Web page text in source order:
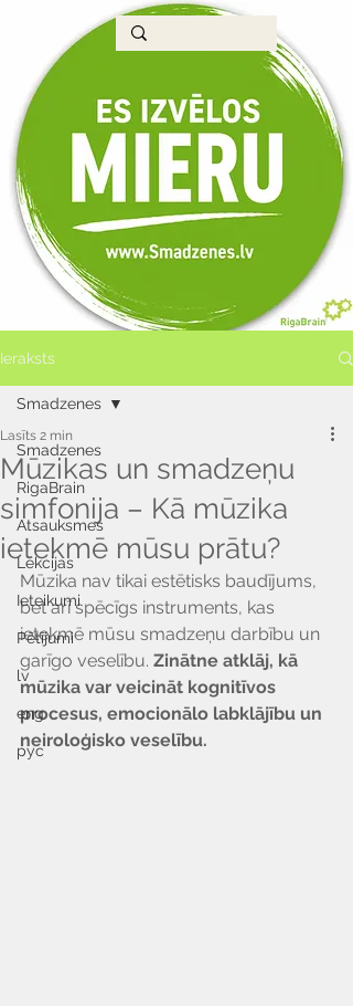
Ieraksts
Smadzenes
RigaBrain
Atsauksmes
Lekcijas
Ieteikumi
Pētījumi
lv
eng
рус
Smadzenes
Mūzikas un smadzeņu
simfonija – Kā mūzika
ietekmē mūsu prātu?
Lasīts 2 min
Mūzika nav tikai estētisks baudījums,
bet arī spēcīgs instruments, kas
ietekmē mūsu smadzeņu darbību un
garīgo veselību. Zinātne atklāj, kā
mūzika var veicināt kognitīvos
procesus, emocionālo labklājību un
neiroloģisko veselību.